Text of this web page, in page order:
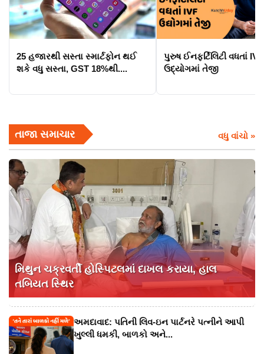
25 હજારથી સસ્તા સ્માર્ટફોન થઈ
શકે વધુ સસ્તા, GST 18%થી....
પુરુષ ઈનફર્ટિલિટી વધતાં IVF
ઉદ્યોગમાં તેજી
તાજા સમાચાર વધુ વાંચો »
મિથુન ચક્રવર્તી હોસ્પિટલમાં દાખલ કરાયા, હાલ
તબિયત સ્થિર
અમદાવાદ: પતિની લિવ-ઇન પાર્ટનરે પત્નીને આપી
ખુલ્લી ધમકી, બાળકો અને...